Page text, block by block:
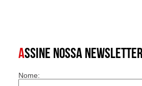
ASSINE NOSSA NEWSLETTER
Nome: